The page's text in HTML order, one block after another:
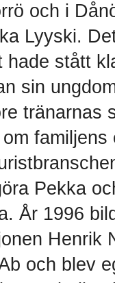
och i
Lyyski.
hade stått
sin
tränarnas
Pekka
År 1996
Henrik
och blev